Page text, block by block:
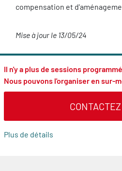
compensation et
Mise à jour le 13/05/24
Il n'y a plus de sessions
Nous pouvons l'organiser en sur-
Plus de détails